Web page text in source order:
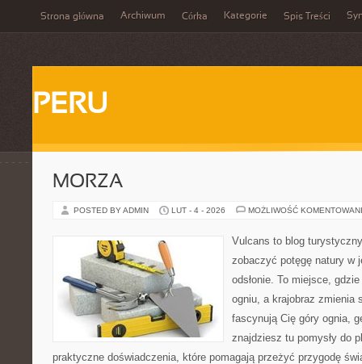
Strona główna Archiwum Córka Kategorie Spis Treści
PERU
MORZA
POSTED BY ADMIN LUT - 4 - 2026 MOŻLIWOŚĆ
Vulcans to blog
zobaczyć potęgę natury w
odsłonie. To miejsce,
ogniu, a krajobraz zmienia
fascynują Cię góry ognia,
znajdziesz tu pomysły do
praktyczne doświadczenia, które pomagają przeżyć przygodę